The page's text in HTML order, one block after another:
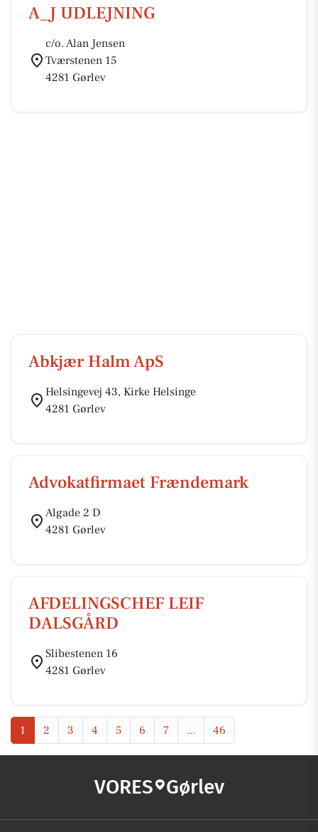
A_J UDLEJNING
c/o. Alan Jensen
Tværstenen 15
4281 Gørlev
Abkjær Halm ApS
Helsingevej 43, Kirke Helsinge
4281 Gørlev
Advokatfirmaet Frændemark
Algade 2 D
4281 Gørlev
AFDELINGSCHEF LEIF
DALSGÅRD
Slibestenen 16
4281 Gørlev
1 2 3 4 5 6 7 ... 46
VORES Gørlev